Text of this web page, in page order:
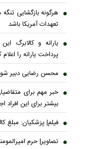
هرگونه بازگشایی
تعهدات آمریکا باشد
یارانه و کالابرگ
پرداخت یارانه را اعلام
محسن رضایی دبیر
بیشتر برای این افراد
فیلم| پزشکیان: مبلغ
تصاویر| حرم